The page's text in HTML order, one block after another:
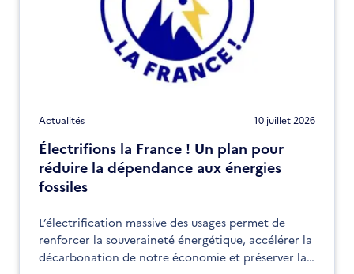
Actualités 10 juillet 2026
Électrifions la France ! Un plan pour
réduire la dépendance aux énergies
fossiles
L’électrification massive des usages permet de
renforcer la souveraineté énergétique, accélérer la
décarbonation de notre économie et préserver la